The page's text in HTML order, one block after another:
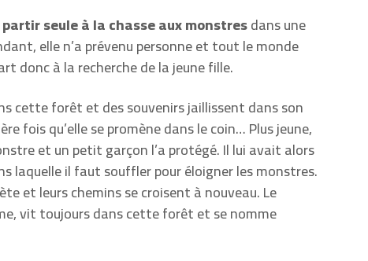
seule à la chasse aux monstresdans une
elle n’a prévenu personne et tout le monde
donc à la recherche de la jeune fille.
cette forêt et des souvenirs jaillissent dans son
fois qu’elle se promène dans le coin… Plus jeune,
et un petit garçon l’a protégé. Il lui avait alors
laquelle il faut souffler pour éloigner les monstres.
et leurs chemins se croisent à nouveau. Le
vit toujours dans cette forêt et se nomme